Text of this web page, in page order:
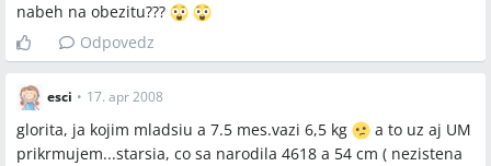
nabeh na obezitu???
Odpovedz
esci • 17. apr 2008
glorita, ja kojim mladsiu a 7.5 mes.vazi 6,5 kg
a to uz aj UM
prikrmujem...starsia, co sa narodila 4618 a 54 cm ( nezistena